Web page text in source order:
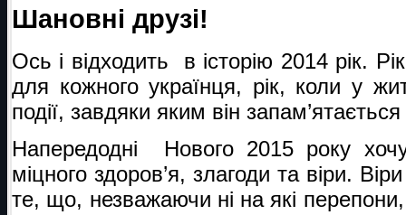
Шановні друзі!
Ось і відходить в історію 2014 рік.
для кожного українця, рік, коли у
події, завдяки яким він
Напередодні Нового 2015 року
міцного здоров’я, злагоди та віри.
те, що, незважаючи ні на які